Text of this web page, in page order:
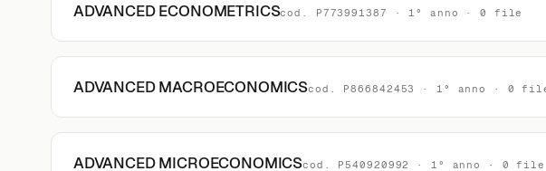
ADVANCED ECONOMETRICScod. P773991387 · 1° anno · 0 file
ADVANCED MACROECONOMICScod. P866842453 · 1° anno · 0
ADVANCED MICROECONOMICScod. P540920992 · 1° anno · 0 file